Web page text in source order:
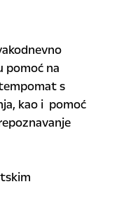
pomoć na
s
kao i pomoć